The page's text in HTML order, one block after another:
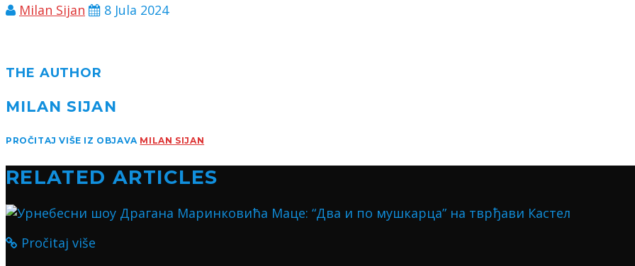
Milan Sijan 8 Jula 2024
THE AUTHOR
MILAN SIJAN
PROČITAJ VIŠE IZ OBJAVA MILAN SIJAN
RELATED ARTICLES
Pročitaj više